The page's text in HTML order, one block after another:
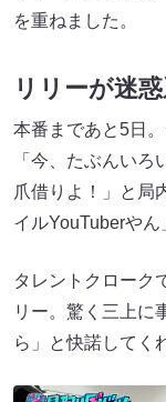
を重ねました。
リリーが迷
本番まであと5日
「今、たぶんいろ
爪借りよ！」と
イルYouTuberやん
タレントクローク
リー。驚く三上に
ら」と快諾してく